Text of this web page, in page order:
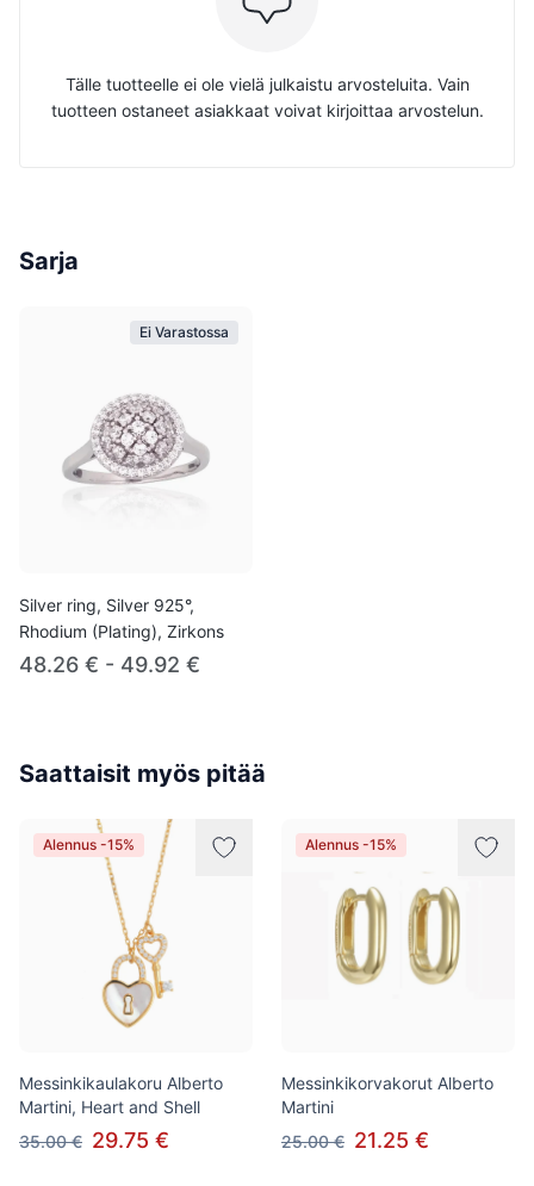
Tälle tuotteelle ei ole vielä julkaistu arvosteluita. Vain
tuotteen ostaneet asiakkaat voivat kirjoittaa arvostelun.
Sarja
Ei Varastossa
Silver ring, Silver 925°,
Rhodium (Plating), Zirkons
48.26 € - 49.92 €
Saattaisit myös pitää
Alennus -15%
Messinkikaulakoru Alberto
Martini, Heart and Shell
35.00 € 29.75 €
Alennus -15%
Messinkikorvakorut Alberto
Martini
25.00 € 21.25 €